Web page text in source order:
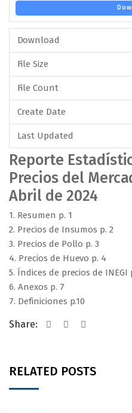
Download
File Size
File Count
Create Date
Last Updated
Reporte
Precios del
Abril de 2024
1. Resumen p. 1
2. Precios de Insumos p. 2
3. Precios de Pollo p. 3
4. Precios de Huevo p. 4
5. Índices de precios de INEGI
6. Anexos p. 7
7. Definiciones p.10
Share:
RELATED POSTS